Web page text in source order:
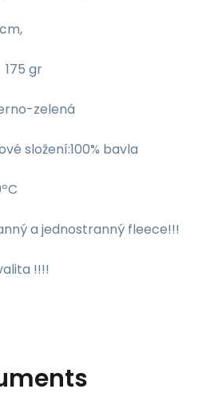
gr
zelená
složení:100% bavla
a jednostranný fleece!!!
!!!!